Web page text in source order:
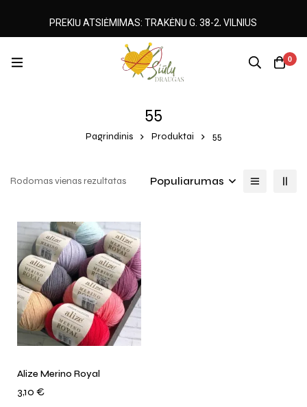
0
55
Pagrindinis Produktai 55
Rodomas vienas rezultatas Populiarumas
Alize Merino Royal
3,10 €
PREKIŲ ATSIĖMIMAS: TRAKĖNŲ G. 38-2, VILNIUS